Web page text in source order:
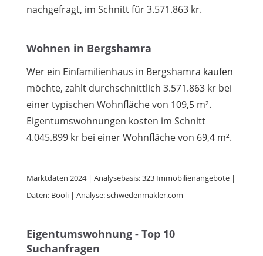
nachgefragt, im Schnitt für 3.571.863 kr.
Wohnen in Bergshamra
Wer ein Einfamilienhaus in Bergshamra kaufen
möchte, zahlt durchschnittlich 3.571.863 kr bei
einer typischen Wohnfläche von 109,5 m².
Eigentumswohnungen kosten im Schnitt
4.045.899 kr bei einer Wohnfläche von 69,4 m².
Marktdaten 2024 | Analysebasis: 323 Immobilienangebote |
Daten: Booli | Analyse: schwedenmakler.com
Eigentumswohnung - Top 10
Suchanfragen